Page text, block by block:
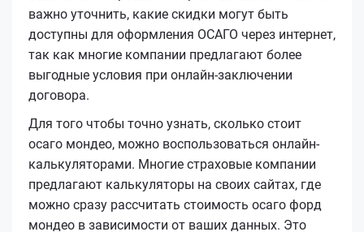
важно уточнить, какие скидки могут быть
доступны для оформления ОСАГО через интернет,
так как многие компании предлагают более
выгодные условия при онлайн-заключении
договора.
Для того чтобы точно узнать, сколько стоит
осаго мондео, можно воспользоваться онлайн-
калькуляторами. Многие страховые компании
предлагают калькуляторы на своих сайтах, где
можно сразу рассчитать стоимость осаго форд
мондео в зависимости от ваших данных. Это